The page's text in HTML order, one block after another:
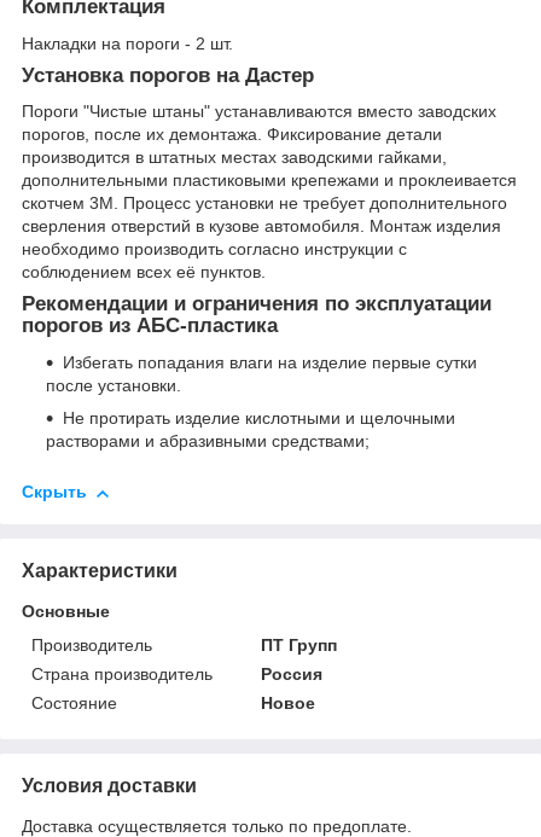
Комплектация
Накладки на пороги - 2 шт.
Установка порогов на Дастер
Пороги "Чистые штаны" устанавливаются вместо заводских
порогов, после их демонтажа. Фиксирование детали
производится в штатных местах заводскими гайками,
дополнительными пластиковыми крепежами и проклеивается
скотчем 3М. Процесс установки не требует дополнительного
сверления отверстий в кузове автомобиля. Монтаж изделия
необходимо производить согласно инструкции с
соблюдением всех её пунктов.
Рекомендации и ограничения по эксплуатации
порогов из АБС-пластика
Избегать попадания влаги на изделие первые сутки
после установки.
Не протирать изделие кислотными и щелочными
растворами и абразивными средствами;
Скрыть
Характеристики
Основные
Производитель
ПТ Групп
Страна производитель
Россия
Состояние
Новое
Условия доставки
Доставка осуществляется только по предоплате.